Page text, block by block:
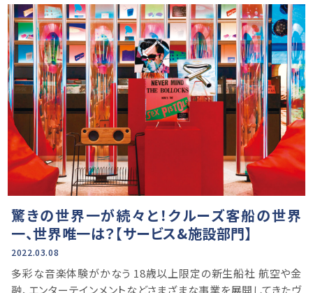
驚きの世界一が続々と！クルーズ客船の世界
一、世界唯一は？【サービス&施設部門】
2022.03.08
多彩な音楽体験がかなう 18歳以上限定の新生船社 航空や金
融、エンターテインメントなどさまざまな事業を展開してきたヴ